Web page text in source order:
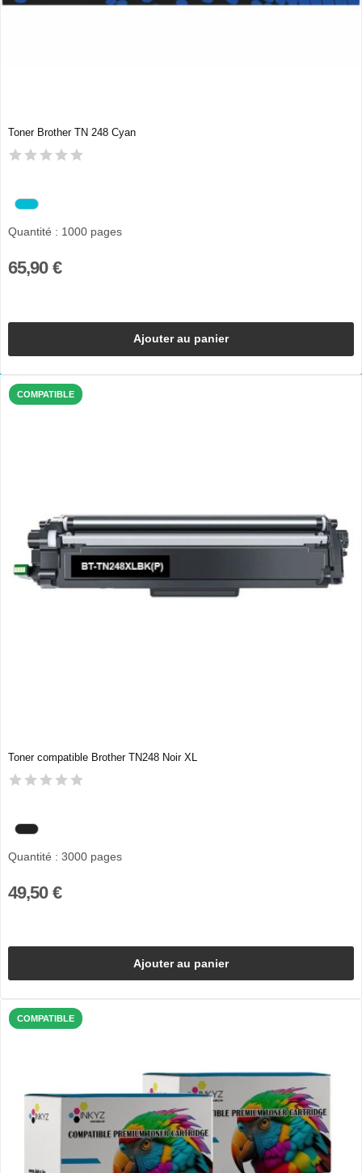
Toner Brother TN 248 Cyan
Quantité : 1000 pages
65,90 €
Ajouter au panier
COMPATIBLE
Toner compatible Brother TN248 Noir XL
Quantité : 3000 pages
49,50 €
Ajouter au panier
COMPATIBLE